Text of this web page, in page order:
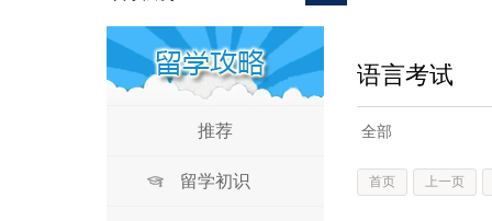
推荐
留学初识
语言考试
全部
上一页
首页